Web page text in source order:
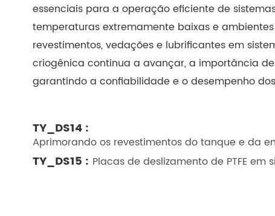
essenciais para a operação eficiente de
temperaturas extremamente baixas e
revestimentos, vedações e lubrificantes em
criogênica continua a avançar, a importância
garantindo a confiabilidade e o desempenho
TY_DS14 :
Aprimorando os revestimentos do tanque e da
TY_DS15 : Placas de deslizamento de PTFE